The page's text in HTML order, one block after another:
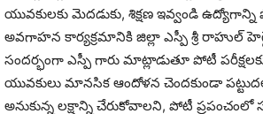
యువకులకు మెదడుకు, శిక్షణ ఇవ్వండి
అవగాహన కార్యక్రమానికి జిల్లా ఎస్పీ శ్రీ రాహుల్
సందర్భంగా ఎస్పీ గారు మాట్లాడుతూ పోటీ పరీక్షలకు
యువకులు మానసిక ఆందోళన చెందకుండా
అనుకున్న లక్షాన్ని చేరుకోవాలని, పోటీ